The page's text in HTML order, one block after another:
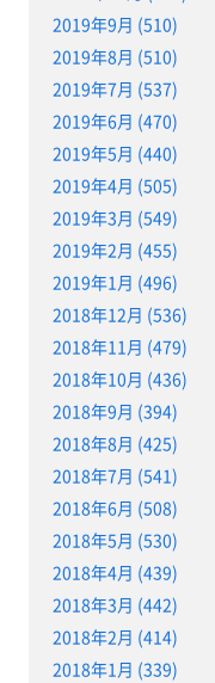
2019年9月 (510)
2019年8月 (510)
2019年7月 (537)
2019年6月 (470)
2019年5月 (440)
2019年4月 (505)
2019年3月 (549)
2019年2月 (455)
2019年1月 (496)
2018年12月 (536)
2018年11月 (479)
2018年10月 (436)
2018年9月 (394)
2018年8月 (425)
2018年7月 (541)
2018年6月 (508)
2018年5月 (530)
2018年4月 (439)
2018年3月 (442)
2018年2月 (414)
2018年1月 (339)